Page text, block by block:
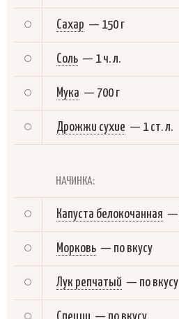
Сахар — 150 г
Соль — 1 ч. л.
Мука — 700 г
Дрожжи сухие — 1 ст. л.
НАЧИНКА:
Капуста белокочанная —
Морковь — по вкусу
Лук репчатый — по вкусу